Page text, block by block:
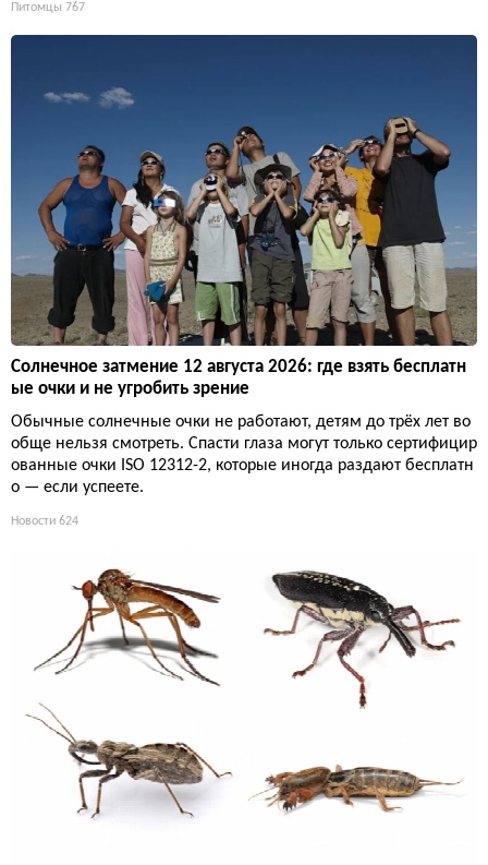
Питомцы 767
Солнечное затмение 12 августа 2026: где взять бесплатн
ые очки и не угробить зрение
Обычные солнечные очки не работают, детям до трёх лет во
обще нельзя смотреть. Спасти глаза могут только сертифицир
ованные очки ISO 12312-2, которые иногда раздают бесплатн
о — если успеете.
Новости 624